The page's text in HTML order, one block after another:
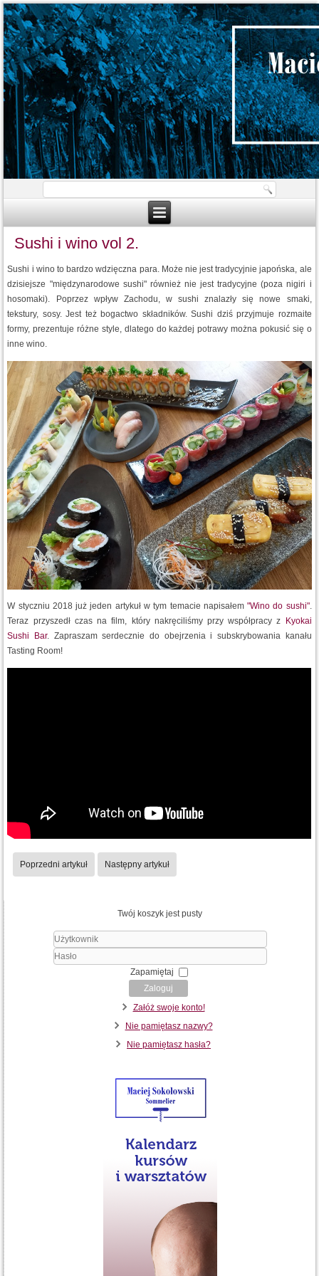
Sushi i wino vol 2.
Sushi i wino to bardzo wdzięczna para. Może nie jest tradycyjnie japońska, ale
dzisiejsze "międzynarodowe sushi" również nie jest tradycyjne (poza nigiri i
hosomaki). Poprzez wpływ Zachodu, w sushi znalazły się nowe smaki,
tekstury, sosy. Jest też bogactwo składników. Sushi dziś przyjmuje rozmaite
formy, prezentuje różne style, dlatego do każdej potrawy można pokusić się o
inne wino.
W styczniu 2018 już jeden artykuł w tym temacie napisałem"Wino do sushi".
Teraz przyszedł czas na film, który nakręciliśmy przy współpracy z Kyokai
Sushi Bar. Zapraszam serdecznie do obejrzenia i subskrybowania kanału
Tasting Room!
Poprzedni artykuł Następny artykuł
Twój koszyk jest pusty
Zapamiętaj
Zaloguj
Załóż swoje konto!
Nie pamiętasz nazwy?
Nie pamiętasz hasła?